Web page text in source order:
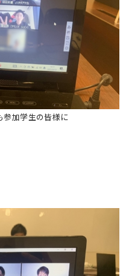
参加学生の皆様に